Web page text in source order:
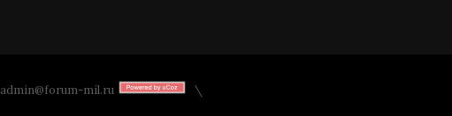
admin@forum-mil.ru